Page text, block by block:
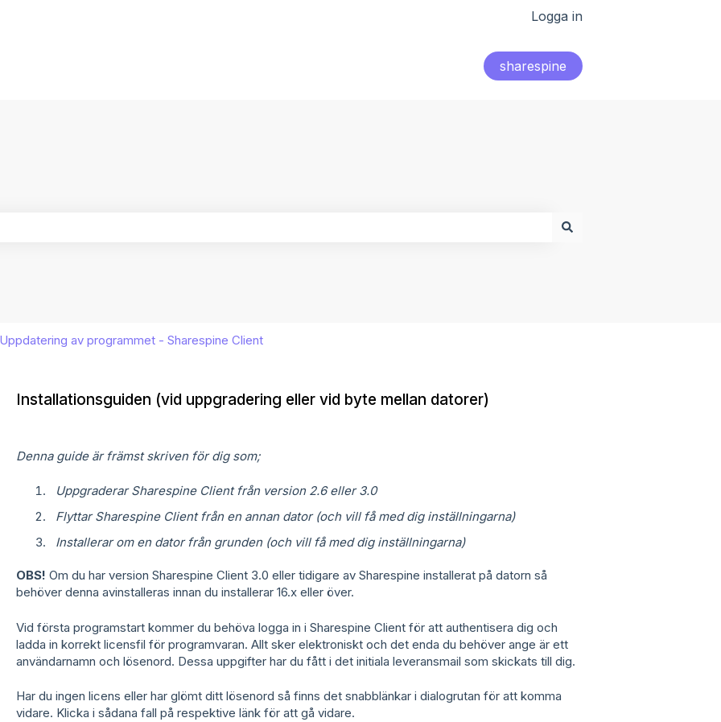
Logga in
sharespine
Uppdatering av programmet - Sharespine Client
Installationsguiden (vid uppgradering eller vid byte mellan datorer)
Denna guide är främst skriven för dig som;
Uppgraderar Sharespine Client från version 2.6 eller 3.0
Flyttar Sharespine Client från en annan dator (och vill få med dig inställningarna)
Installerar om en dator från grunden (och vill få med dig inställningarna)
OBS! Om du har version Sharespine Client 3.0 eller tidigare av Sharespine installerat på datorn så
behöver denna avinstalleras innan du installerar 16.x eller över.
Vid första programstart kommer du behöva logga in i Sharespine Client för att authentisera dig och
ladda in korrekt licensfil för programvaran. Allt sker elektroniskt och det enda du behöver ange är ett
användarnamn och lösenord. Dessa uppgifter har du fått i det initiala leveransmail som skickats till dig.
Har du ingen licens eller har glömt ditt lösenord så finns det snabblänkar i dialogrutan för att komma
vidare. Klicka i sådana fall på respektive länk för att gå vidare.